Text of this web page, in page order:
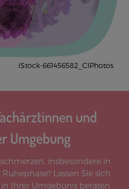
iStock-661456582_CIPhotos
und
Umgebung
insbesondere in
Lassen Sie sich
Ihrer Umgebung beraten